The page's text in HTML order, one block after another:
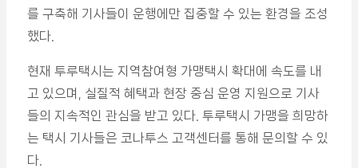
를 구축해 기사들이 운행에만 집중할 수 있는 환경을 조성
했다.
현재 투루택시는 지역참여형 가맹택시 확대에 속도를 내
고 있으며, 실질적 혜택과 현장 중심 운영 지원으로 기사
들의 지속적인 관심을 받고 있다. 투루택시 가맹을 희망하
는 택시 기사들은 코나투스 고객센터를 통해 문의할 수 있
다.